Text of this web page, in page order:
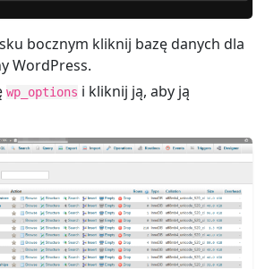
bocznym kliknij bazę danych dla
WordPress.
wp_options i kliknij ją, aby ją